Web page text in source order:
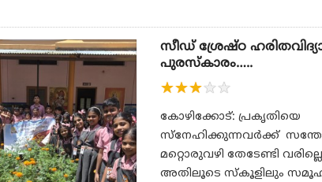
സീഡ് ശ്രേഷ്ഠ
പുരസ്കാരം…..
★★★★★
കോഴിക്കോട്: പ്രകൃതിയെ
സ്നേഹിക്കുന്നവർക്ക്
മറ്റൊരുവഴി തേടേണ്ടി
അതിലൂടെ സ്കൂളിലും